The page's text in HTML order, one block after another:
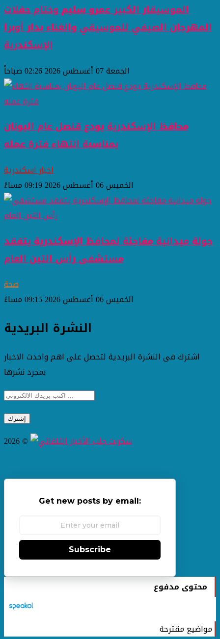
الموسيقار الكبير عمرو سليم وختام حفلات
المهرجان الصيفي للموسيقي والغناء بدار أوبرا
الإسكندرية
الجمعة 07 أغسطس 2026 02:26 صباحاً
محافظ الإسكندرية يودع قنصل عام اليونان
بمناسبة انتهاء فترة عمله
اخبار اسكندرية
الخميس 06 أغسطس 2026 09:19 مساءً
جولة ميدانية مفاجئة لمحافظ الإسكندرية يتفقد
مستشفى رأس التين العام
صحة
الخميس 06 أغسطس 2026 09:15 مساءً
النشرة البريدية
اشترك فى النشرة البريدية لتحصل على اهم واحدث الاخبار
بمجرد نشرها
2026 ©
Get new posts by email:
Subscribe
محتوى مدفوع
مواضيع مقترحة